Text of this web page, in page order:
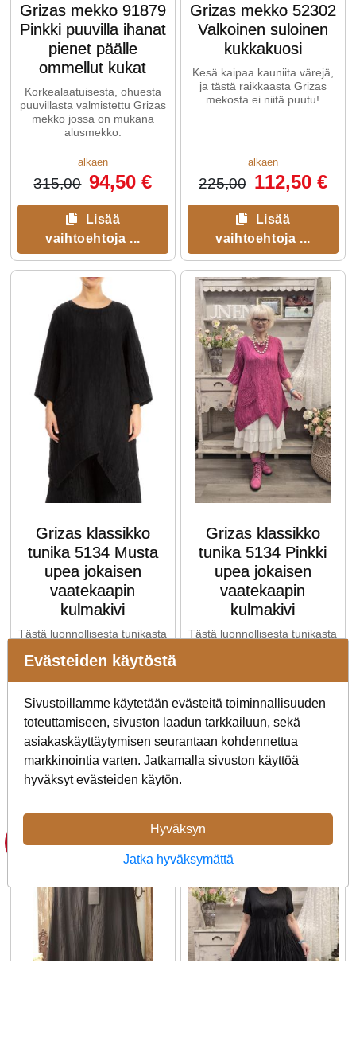
Grizas mekko 91879
Pinkki puuvilla ihanat
pienet päälle
ommellut kukat
Korkealaatuisesta, ohuesta
puuvillasta valmistettu Grizas
mekko jossa on mukana
alusmekko.
alkaen
315,00 94,50 €
Lisää
vaihtoehtoja ...
Grizas mekko 52302
Valkoinen suloinen
kukkakuosi
Kesä kaipaa kauniita värejä,
ja tästä raikkaasta Grizas
mekosta ei niitä puutu!
alkaen
225,00 112,50 €
Lisää
vaihtoehtoja ...
Grizas klassikko
tunika 5134 Musta
upea jokaisen
vaatekaapin
kulmakivi
Tästä luonnollisesta tunikasta
suosikki. Se on leikattu
siinä on epäsymmetrinen
helma,
alkaen
209,00 €
Lisää
Grizas klassikko
tunika 5134 Pinkki
upea jokaisen
vaatekaapin
kulmakivi
Tästä luonnollisesta tunikasta
siinä on epäsymmetrinen
alkaen
209,00 €
- 30 %
Evästeiden käytöstä
Sivustoillamme käytetään evästeitä toiminnallisuuden
toteuttamiseen, sivuston laadun tarkkailuun, sekä
asiakaskäyttäytymisen seurantaan kohdennettua
markkinointia varten. Jatkamalla sivuston käyttöä
hyväksyt evästeiden käytön.
Hyväksyn
Jatka hyväksymättä